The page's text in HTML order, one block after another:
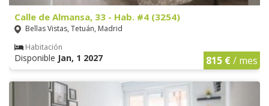
Calle de Almansa, 33 - Hab. #4 (3254)
Bellas Vistas, Tetuán, Madrid
Habitación
Disponible Jan, 1 2027 815 €/ mes